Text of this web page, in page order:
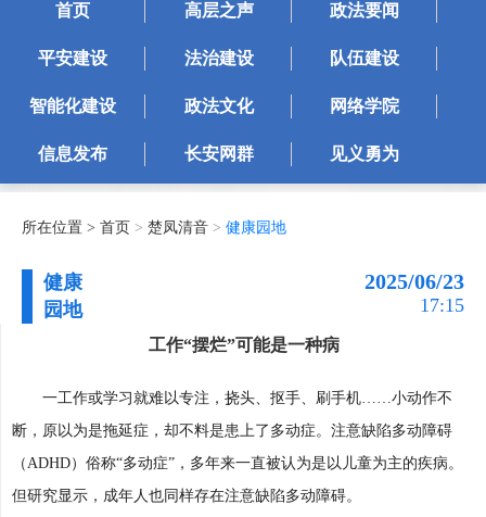
首页 高层之声 政法要闻
平安建设 法治建设 队伍建设
智能化建设 政法文化 网络学院
信息发布 长安网群 见义勇为
所在位置 > 首页 > 楚凤清音 > 健康园地
健康
园地
2025/06/23
17:15
工作“摆烂”可能是一种病
一工作或学习就难以专注，挠头、抠手、刷手机……小动作不
断，原以为是拖延症，却不料是患上了多动症。注意缺陷多动障碍
（ADHD）俗称“多动症”，多年来一直被认为是以儿童为主的疾病。
但研究显示，成年人也同样存在注意缺陷多动障碍。